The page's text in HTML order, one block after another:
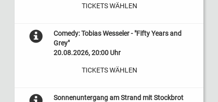
TICKETS WÄHLEN
Comedy: Tobias Wesseler - "Fifty Years and
Grey"
20.08.2026, 20:00 Uhr
TICKETS WÄHLEN
Sonnenuntergang am Strand mit Stockbrot